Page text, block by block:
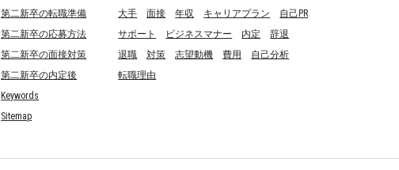
第二新卒の転職準備
第二新卒の応募方法
第二新卒の面接対策
第二新卒の内定後
Keywords
Sitemap
大手
面接 年収 キャリアプラン
自己PR
サポート
ビジネスマナー 内定
辞退
退職
対策 志望動機 費用
自己分析
転職理由